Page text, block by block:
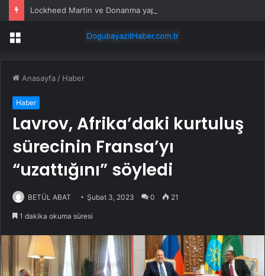
Menü
Anasayfa / Haber
Haber
Lavrov, Afrika’daki kurtuluş
sürecinin Fransa’yı
“uzattığını” söyledi
BETÜL ABAT Şubat 3, 2023 0 21
1 dakika okuma süresi